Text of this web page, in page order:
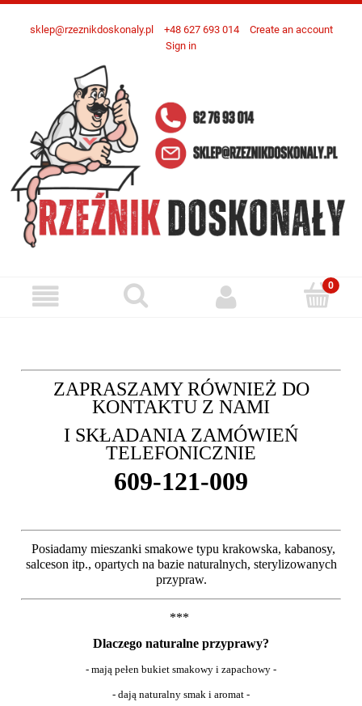
sklep@rzeznikdoskonaly.pl +48 627 693 014
Create an account
Sign in
ZAPRASZAMY RÓWNIEŻ DO
KONTAKTU Z NAMI
I SKŁADANIA ZAMÓWIEŃ
TELEFONICZNIE
609-121-009
Posiadamy mieszanki smakowe typu krakowska, kabanosy,
salceson itp., opartych na bazie naturalnych, sterylizowanych
przypraw.
***
Dlaczego naturalne przyprawy?
- mają pełen bukiet smakowy i zapachowy -
- dają naturalny smak i aromat -